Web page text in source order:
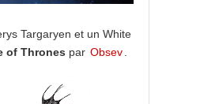
Targaryen et un White
of Thrones par Obsev .